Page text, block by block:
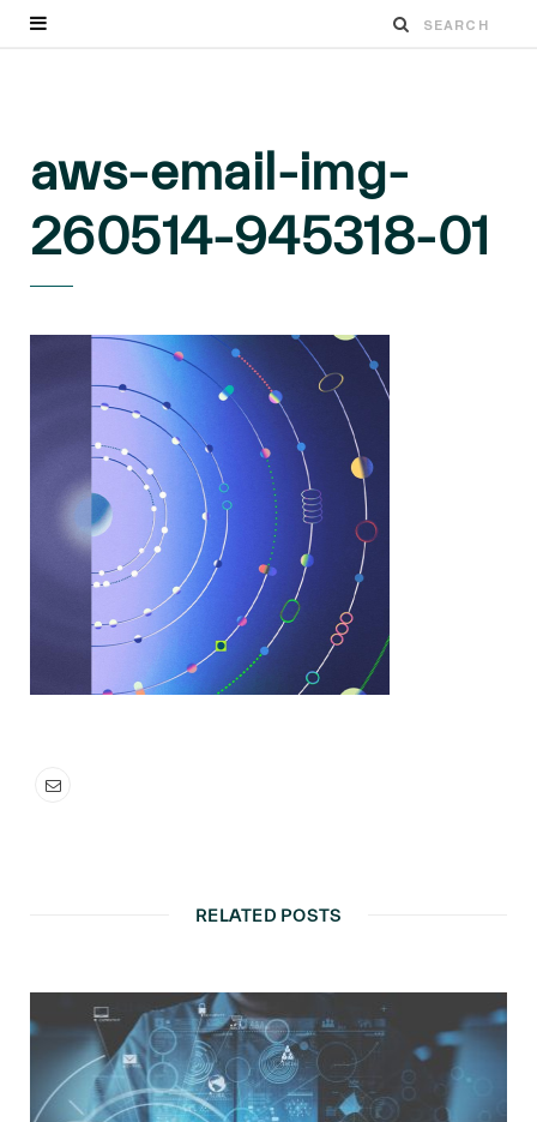
aws-email-img-
260514-945318-01
RELATED POSTS